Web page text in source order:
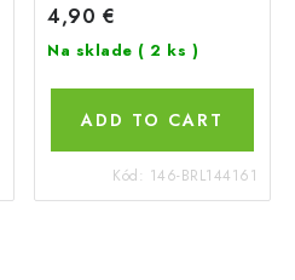
4,90 €
Na sklade ( 2 ks )
ADD TO CART
Kód: 146-BRL144161